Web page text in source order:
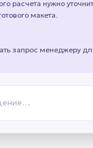
расчета нужно
макета.
запрос менеджеру